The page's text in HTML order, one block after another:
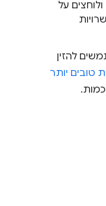
על
להזין
יותר